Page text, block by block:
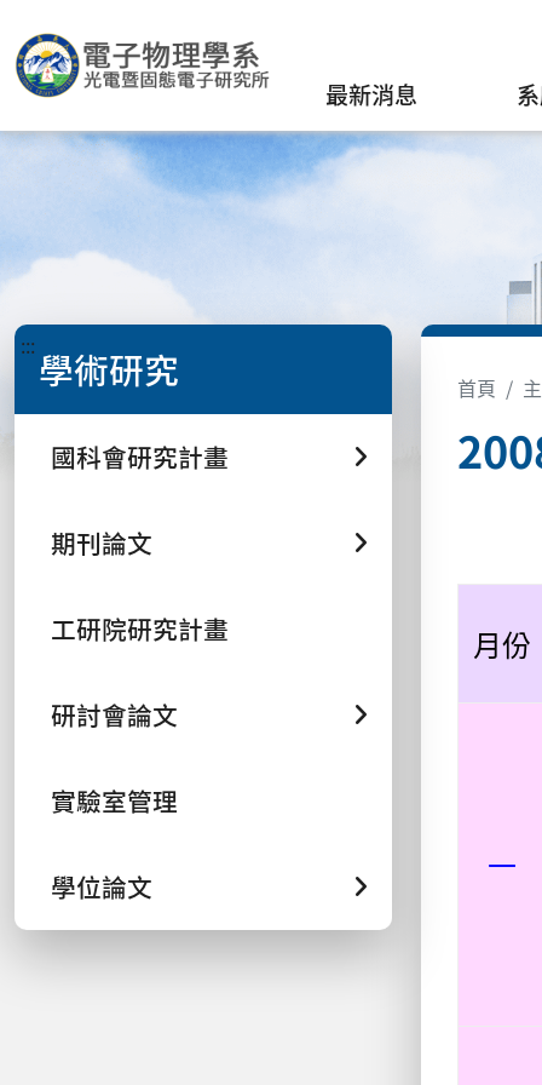
最新消息
::: 學術研究
國科會研究計畫
期刊論文
工研院研究計畫
研討會論文
實驗室管理
學位論文
首頁
月份
一